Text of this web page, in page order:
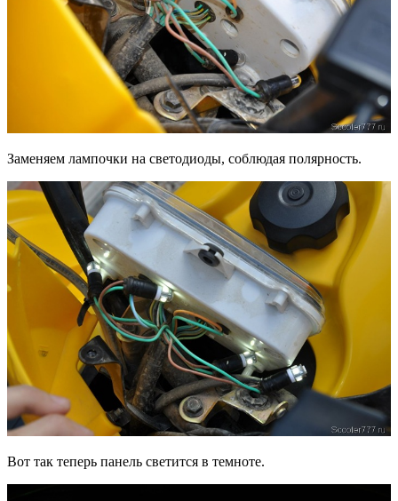
Заменяем лампочки на светодиоды, соблюдая полярность.
Вот так теперь панель светится в темноте.